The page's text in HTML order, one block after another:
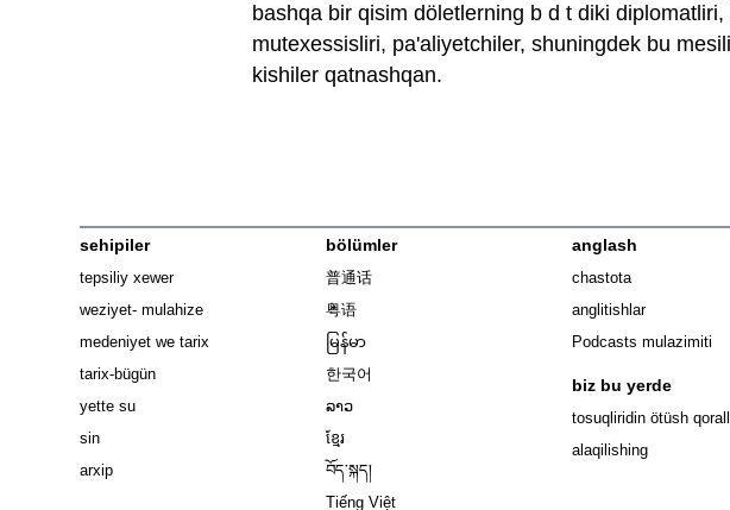
bashqa bir qisim döletlerning b d t diki
mutexessisliri, pa'aliyetchiler, shuningdek bu
kishiler qatnashqan.
sehipiler
tepsiliy xewer
weziyet- mulahize
medeniyet we tarix
tarix-bügün
yette su
sin
arxip
bölümler
普通话
粤语
မြန်မာ
한국어
ລາວ
ខ្មែរ
བོད་སྐད།
Tiếng Việt
anglash
chastota
anglitishlar
Podcasts mulazimiti
biz bu yerde
tosuqliridin ötüsh
alaqilishing